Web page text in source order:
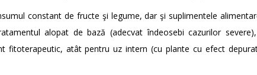
constant de fructe şi legume, dar şi suplimentele
alopat de bază (adecvat îndeosebi cazurilor
fitoterapeutic, atât pentru uz intern (cu plante cu efect